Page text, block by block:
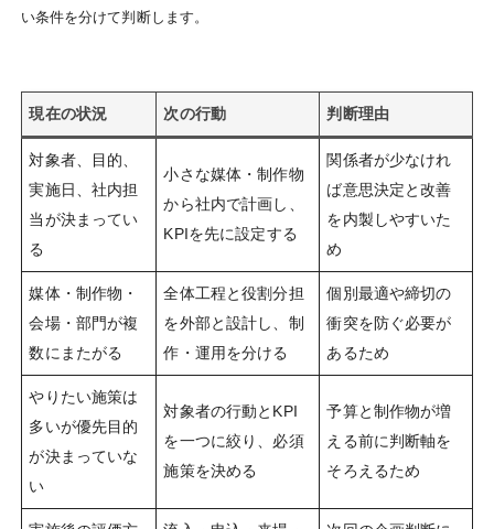
い条件を分けて判断します。
現在の状況 次の行動 判断理由
対象者、目的、
実施日、社内担
当が決まってい
る
小さな媒体・制作物
から社内で計画し、
KPIを先に設定する
関係者が少なけれ
ば意思決定と改善
を内製しやすいた
め
媒体・制作物・
会場・部門が複
数にまたがる
全体工程と役割分担
を外部と設計し、制
作・運用を分ける
個別最適や締切の
衝突を防ぐ必要が
あるため
やりたい施策は
多いが優先目的
が決まっていな
い
対象者の行動とKPI
を一つに絞り、必須
施策を決める
予算と制作物が増
える前に判断軸を
そろえるため